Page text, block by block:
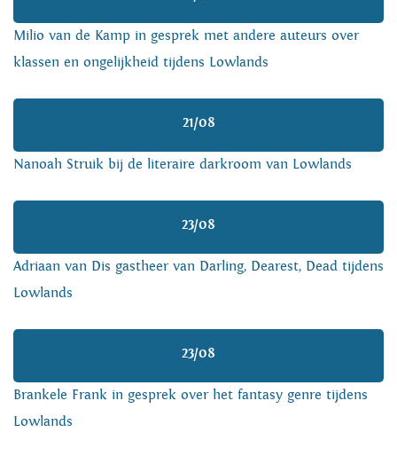
Milio van de Kamp in gesprek met andere auteurs over
klassen en ongelijkheid tijdens Lowlands
21/08
Nanoah Struik bij de literaire darkroom van Lowlands
23/08
Adriaan van Dis gastheer van Darling, Dearest, Dead tijdens
Lowlands
23/08
Brankele Frank in gesprek over het fantasy genre tijdens
Lowlands